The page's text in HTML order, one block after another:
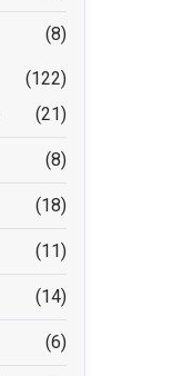
(8)
(122)
(21)
(8)
(18)
(11)
(14)
(6)